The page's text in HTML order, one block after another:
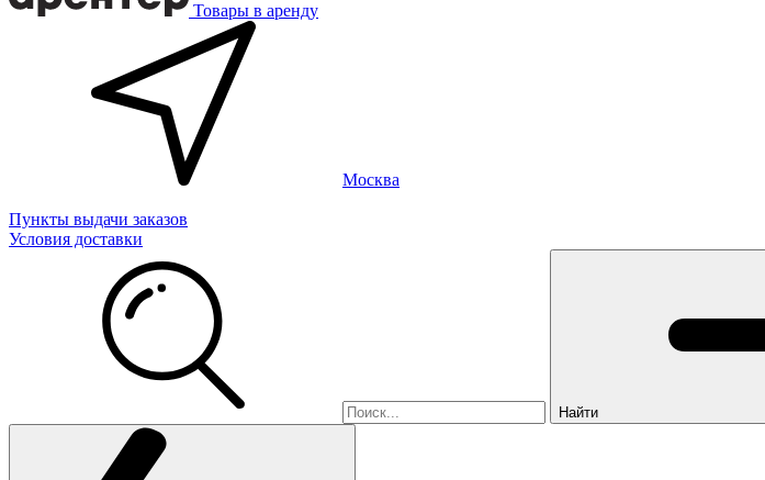
Товары в аренду
Москва
Пункты выдачи заказов
Условия доставки
Найти